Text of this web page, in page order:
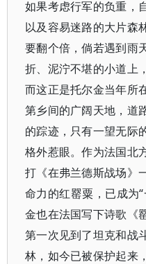
如果考虑行军的负重，
以及容易迷路的大片森
要翻个倍，倘若遇到雨
折、泥泞不堪的小道上
而这正是托尔金当年所
第乡间的广阔天地，道
的踪迹，只有一望无际
格外惹眼。作为法国北
打《在弗兰德斯战场》
命力的红罂粟，已成为
金也在法国写下诗歌《
第一次见到了坦克和战
林，如今已被保护起来